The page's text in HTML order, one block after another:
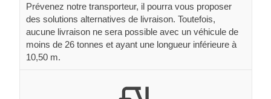
Prévenez notre transporteur, il pourra vous proposer
des solutions alternatives de livraison. Toutefois,
aucune livraison ne sera possible avec un véhicule de
moins de 26 tonnes et ayant une longueur inférieure à
10,50 m.